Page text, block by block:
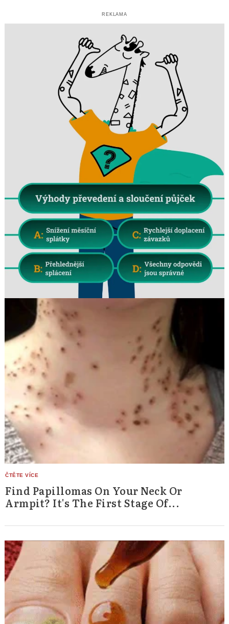
REKLAMA
Find Papillomas On Your Neck Or
Armpit? It's The First Stage Of...